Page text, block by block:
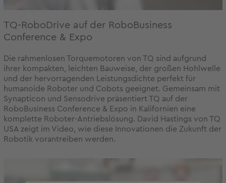
TQ-RoboDrive auf der RoboBusiness
Conference & Expo
Die rahmenlosen Torquemotoren von TQ sind aufgrund
ihrer kompakten, leichten Bauweise, der großen Hohlwelle
und der hervorragenden Leistungsdichte perfekt für
humanoide Roboter und Cobots geeignet. Gemeinsam mit
Synapticon und Sensodrive präsentiert TQ auf der
RoboBusiness Conference & Expo in Kalifornien eine
komplette Roboter-Antriebslösung. David Hastings von TQ
USA zeigt im Video, wie diese Innovationen die Zukunft der
Robotik vorantreiben werden.